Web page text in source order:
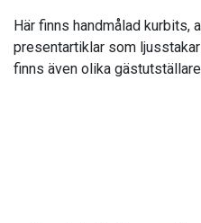
Här finns handmålad kurbits,
presentartiklar som
finns även olika